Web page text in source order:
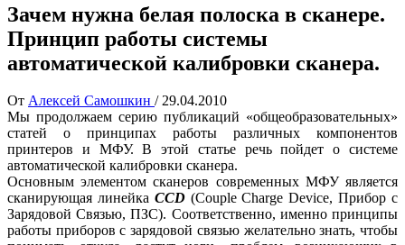
Зачем нужна белая полоска в сканере.
Принцип работы системы
автоматической калибровки сканера.
От Алексей Самошкин /29.04.2010
Мы продолжаем серию публикаций «общеобразовательных»
статей о принципах работы различных компонентов
принтеров и МФУ. В этой статье речь пойдет о системе
автоматической калибровки сканера.
Основным элементом сканеров современных МФУ является
сканирующая линейка CCD(Couple Charge Device, Прибор с
Зарядовой Связью, ПЗС). Соответственно, именно принципы
работы приборов с зарядовой связью желательно знать, чтобы